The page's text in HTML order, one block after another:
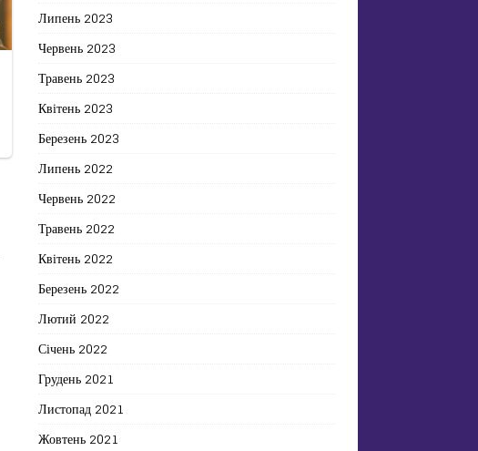
Липень 2023
Червень 2023
Травень 2023
Квітень 2023
Березень 2023
Липень 2022
Червень 2022
Травень 2022
Квітень 2022
Березень 2022
Лютий 2022
Січень 2022
Грудень 2021
Листопад 2021
Жовтень 2021